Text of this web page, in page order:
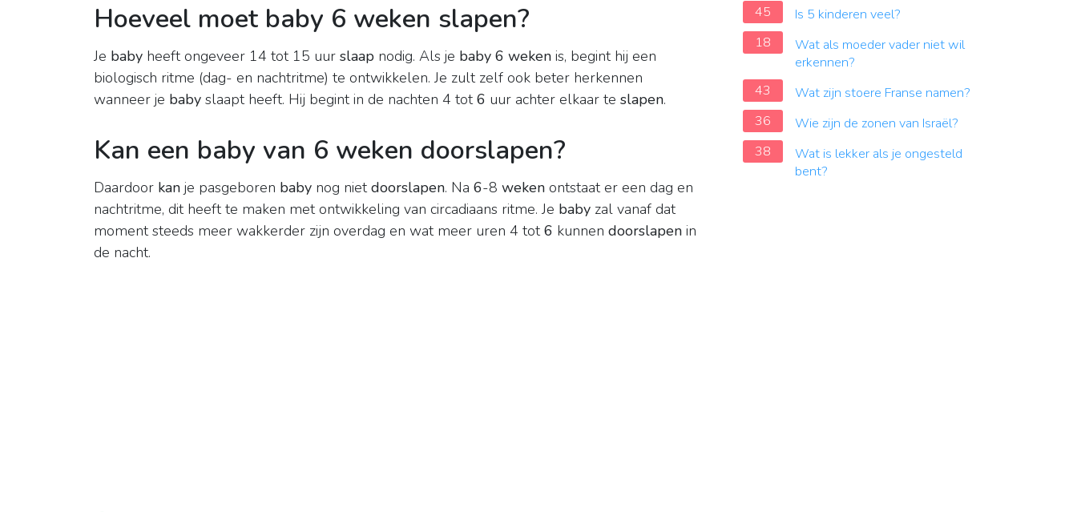
Hoeveel moet baby 6 weken slapen?
Je baby heeft ongeveer 14 tot 15 uur slaap nodig. Als je baby 6 weken is, begint hij een
biologisch ritme (dag- en nachtritme) te ontwikkelen. Je zult zelf ook beter herkennen
wanneer je baby slaapt heeft. Hij begint in de nachten 4 tot6 uur achter elkaar te slapen.
Kan een baby van 6 weken doorslapen?
Daardoor kan je pasgeboren baby nog nietdoorslapen. Na 6-8 weken ontstaat er een dag en
nachtritme, dit heeft te maken met ontwikkeling van circadiaans ritme. Je baby zal vanaf dat
moment steeds meer wakkerder zijn overdag en wat meer uren 4 tot6 kunnen doorslapen in
de nacht.
45
Is 5 kinderen veel?
18
Wat als moeder vader niet wil
erkennen?
43
Wat zijn stoere Franse namen?
36
Wie zijn de zonen van Israël?
38
Wat is lekker als je ongesteld
bent?